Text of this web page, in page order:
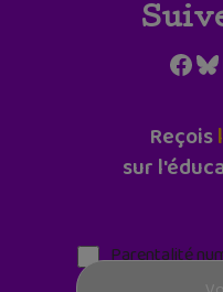
Reçois
sur
Parentalité